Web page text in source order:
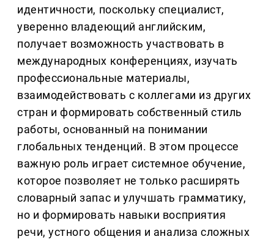
идентичности, поскольку специалист,
уверенно владеющий английским,
получает возможность участвовать в
международных конференциях, изучать
профессиональные материалы,
взаимодействовать с коллегами из других
стран и формировать собственный стиль
работы, основанный на понимании
глобальных тенденций. В этом процессе
важную роль играет системное обучение,
которое позволяет не только расширять
словарный запас и улучшать грамматику,
но и формировать навыки восприятия
речи, устного общения и анализа сложных